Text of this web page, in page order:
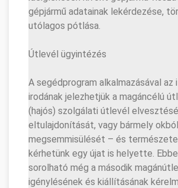
gépjármű adatainak lekérdezése,
utólagos pótlása.
Útlevél ügyintézés
A segédprogram alkalmazásával az
irodának jelezhetjük a magáncélú
(hajós) szolgálati útlevél
eltulajdonítását, vagy bármely
megsemmisülését – és
kérhetünk egy újat is helyette.
sorolható még a második
igénylésének és kiállításának